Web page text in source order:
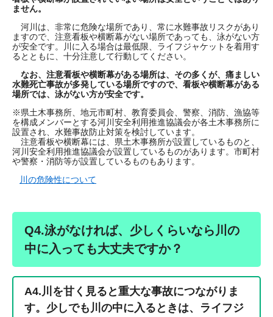
ません。
河川は、非常に危険な場所であり、常に水難事故リスクがあり
ますので、注意看板や横断幕がない場所であっても、泳がない方
が安全です。川に入る場合は最低限、ライフジャケットを着用す
るとともに、十分注意して行動してください。
なお、注意看板や横断幕がある場所は、その多くが、痛ましい
水難死亡事故が多発している場所ですので、看板や横断幕がある
場所では、泳がない方が安全です。
※県土木事務所、地元市町村、教育委員会、警察、消防、漁協等
を構成メンバーとする河川安全利用推進協議会が各土木事務所に
設置され、水難事故防止対策を検討しています。
注意看板や横断幕には、県土木事務所が設置しているものと、
河川安全利用推進協議会が設置しているものがあります。市町村
や警察・消防等が設置しているものもあります。
川の危険性について
Q4.泳がなければ、少しくらいなら川の
中に入っても大丈夫ですか？
A4.川を甘く見ると重大な事故につながりま
す。少しでも川の中に入るときは、ライフジ